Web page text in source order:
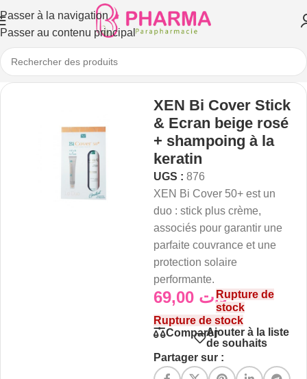
Passer à la navigation
Passer au contenu principal
XEN Bi Cover Stick
& Ecran beige rosé
+ shampoing à la
keratin
UGS : 876
XEN Bi Cover 50+ est un
duo : stick plus crème,
associés pour garantir une
parfaite couvrance et une
protection solaire
performante.
د.تRupture de
stock
Rupture de stock
ComparerAjouter à la liste
de souhaits
Partager sur :